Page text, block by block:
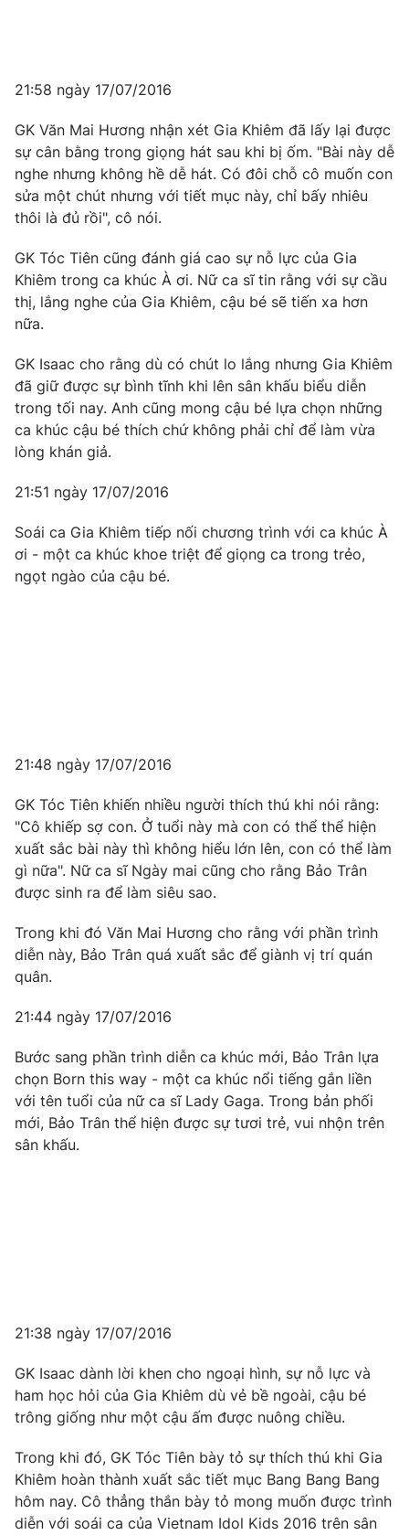
21:58 ngày 17/07/2016
GK Văn Mai Hương nhận xét Gia Khiêm đã lấy lại được
sự cân bằng trong giọng hát sau khi bị ốm. "Bài này dễ
nghe nhưng không hề dễ hát. Có đôi chỗ cô muốn con
sửa một chút nhưng với tiết mục này, chỉ bấy nhiêu
thôi là đủ rồi", cô nói.
GK Tóc Tiên cũng đánh giá cao sự nỗ lực của Gia
Khiêm trong ca khúc À ơi. Nữ ca sĩ tin rằng với sự cầu
thị, lắng nghe của Gia Khiêm, cậu bé sẽ tiến xa hơn
nữa.
GK Isaac cho rằng dù có chút lo lắng nhưng Gia Khiêm
đã giữ được sự bình tĩnh khi lên sân khấu biểu diễn
trong tối nay. Anh cũng mong cậu bé lựa chọn những
ca khúc cậu bé thích chứ không phải chỉ để làm vừa
lòng khán giả.
21:51 ngày 17/07/2016
Soái ca Gia Khiêm tiếp nối chương trình với ca khúc À
ơi - một ca khúc khoe triệt để giọng ca trong trẻo,
ngọt ngào của cậu bé.
21:48 ngày 17/07/2016
GK Tóc Tiên khiến nhiều người thích thú khi nói rằng:
"Cô khiếp sợ con. Ở tuổi này mà con có thể thể hiện
xuất sắc bài này thì không hiểu lớn lên, con có thể làm
gì nữa". Nữ ca sĩ Ngày mai cũng cho rằng Bảo Trân
được sinh ra để làm siêu sao.
Trong khi đó Văn Mai Hương cho rằng với phần trình
diễn này, Bảo Trân quá xuất sắc để giành vị trí quán
quân.
21:44 ngày 17/07/2016
Bước sang phần trình diễn ca khúc mới, Bảo Trân lựa
chọn Born this way - một ca khúc nổi tiếng gắn liền
với tên tuổi của nữ ca sĩ Lady Gaga. Trong bản phối
mới, Bảo Trân thể hiện được sự tươi trẻ, vui nhộn trên
sân khấu.
21:38 ngày 17/07/2016
GK Isaac dành lời khen cho ngoại hình, sự nỗ lực và
ham học hỏi của Gia Khiêm dù vẻ bề ngoài, cậu bé
trông giống như một cậu ấm được nuông chiều.
Trong khi đó, GK Tóc Tiên bày tỏ sự thích thú khi Gia
Khiêm hoàn thành xuất sắc tiết mục Bang Bang Bang
hôm nay. Cô thẳng thắn bày tỏ mong muốn được trình
diễn với soái ca của Vietnam Idol Kids 2016 trên sân